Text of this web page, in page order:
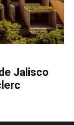
Jalisco